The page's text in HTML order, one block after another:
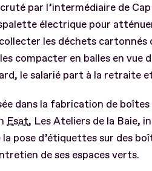
par l’intermédiaire de
électrique pour
les déchets cartonnés
compacter en balles en vue
le salarié part à la retraite
dans la fabrication de
Esat, Les Ateliers de la Baie,
pose d’étiquettes sur des
de ses espaces verts.